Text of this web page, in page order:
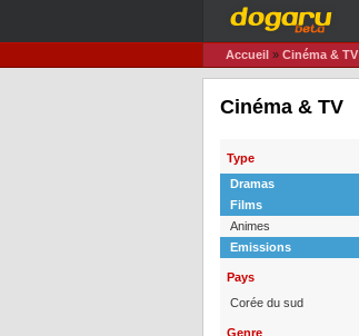
Accueil » Cinéma & TV
Cinéma & TV
Type
Dramas
Films
Animes
Emissions
Pays
Corée du sud
Genre